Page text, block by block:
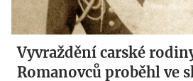
Vyvraždění carské
Romanovců proběhl ve